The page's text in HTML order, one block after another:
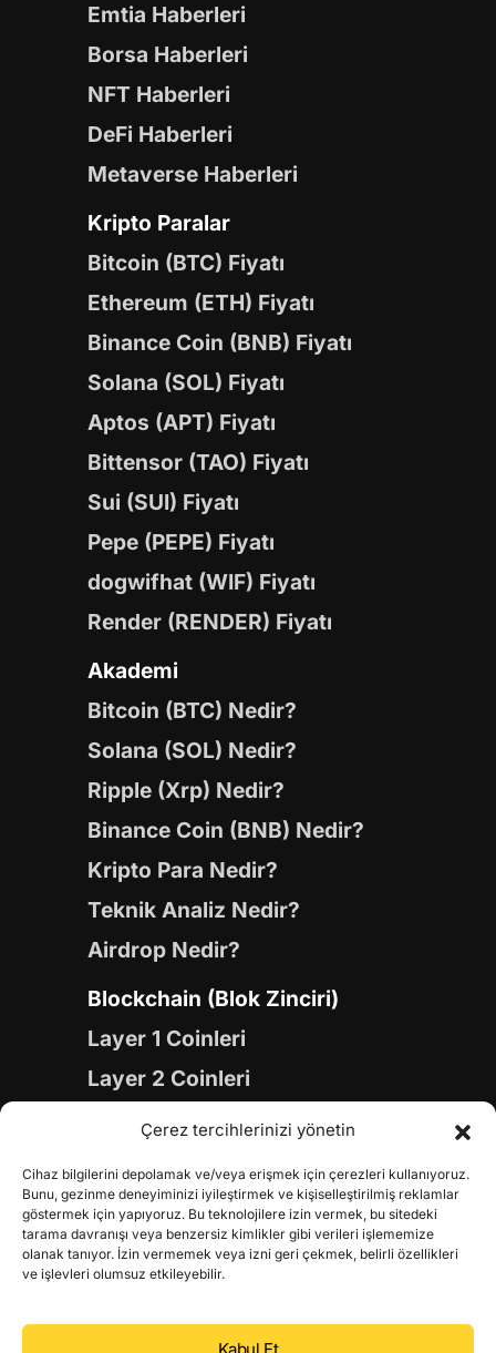
Çerez tercihlerinizi yönetin
Cihaz bilgilerini depolamak ve/veya erişmek için çerezleri kullanıyoruz.
Bunu, gezinme deneyiminizi iyileştirmek ve kişiselleştirilmiş reklamlar
göstermek için yapıyoruz. Bu teknolojilere izin vermek, bu sitedeki
tarama davranışı veya benzersiz kimlikler gibi verileri işlememize
olanak tanıyor. İzin vermemek veya izni geri çekmek, belirli özellikleri
ve işlevleri olumsuz etkileyebilir.
Kabul Et
Emtia Haberleri
Borsa Haberleri
NFT Haberleri
DeFi Haberleri
Metaverse Haberleri
Kripto Paralar
Bitcoin (BTC) Fiyatı
Ethereum (ETH) Fiyatı
Binance Coin (BNB) Fiyatı
Solana (SOL) Fiyatı
Aptos (APT) Fiyatı
Bittensor (TAO) Fiyatı
Sui (SUI) Fiyatı
Pepe (PEPE) Fiyatı
dogwifhat (WIF) Fiyatı
Render (RENDER) Fiyatı
Akademi
Bitcoin (BTC) Nedir?
Solana (SOL) Nedir?
Ripple (Xrp) Nedir?
Binance Coin (BNB) Nedir?
Kripto Para Nedir?
Teknik Analiz Nedir?
Airdrop Nedir?
Blockchain (Blok Zinciri)
Layer 1 Coinleri
Layer 2 Coinleri
Yapay Zeka (AI) Coinleri
Gaming Coinleri
RWA Coinleri
DeFi Coinleri
DePIN Coinleri